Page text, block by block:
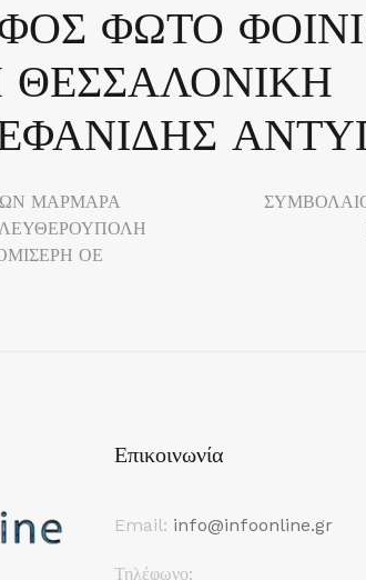
ΦΩΤΟ
ΘΕΣΣΑΛΟΝΙΚΗ
ΜΑΡΜΑΡΑ
ΟΕ
Επικοινωνία
Email: info@infoonline.gr
Τηλέφωνο: